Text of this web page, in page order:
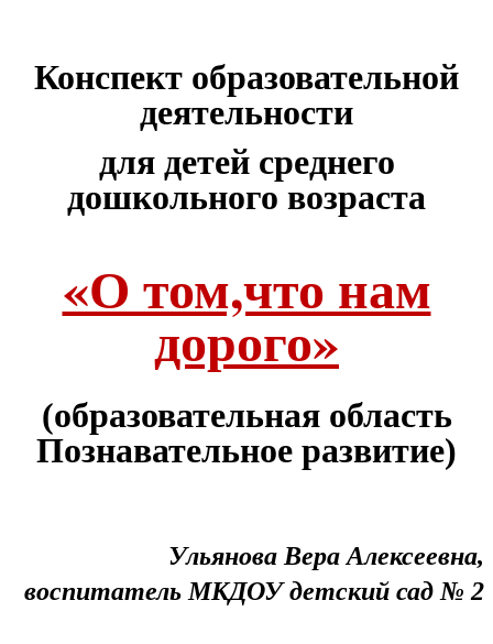
Конспект образовательной
деятельности
для детей среднего
дошкольного возраста
«О том,что нам
дорого»
(образовательная область
Познавательное развитие)
Ульянова Вера Алексеевна,
воспитатель МКДОУ детский сад № 2